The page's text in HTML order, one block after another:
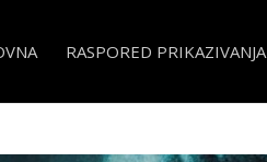
RASPORED PRIKAZIVANJA